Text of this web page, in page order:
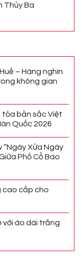
Thủy Ba
– Hàng nghìn
không gian
tỏa bản sắc Việt
Quốc 2026
“Ngày Xửa Ngày
Phố Cổ Bao
cao cấp cho
với áo dài trắng